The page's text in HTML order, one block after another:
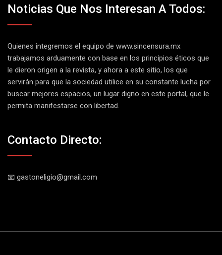
Noticias Que Nos Interesan A Todos:
Quienes integremos el equipo de www.sincensura.mx
trabajamos arduamente con base en los principios éticos que
le dieron origen a la revista, y ahora a este sitio, los que
servirán para que la sociedad utilice en su constante lucha por
buscar mejores espacios, un lugar digno en este portal, que le
permita manifestarse con libertad.
Contacto Directo:
📧 gastoneligio@gmail.com